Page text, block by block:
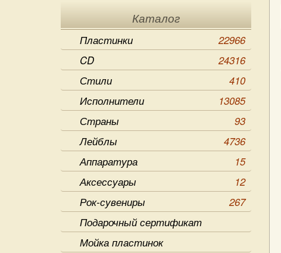
Каталог
Пластинки
22966
CD
24316
Стили
410
Исполнители
13085
Страны
93
Лейблы
4736
Аппаратура
15
Аксессуары
12
Рок-сувениры
267
Подарочный сертификат
Мойка пластинок